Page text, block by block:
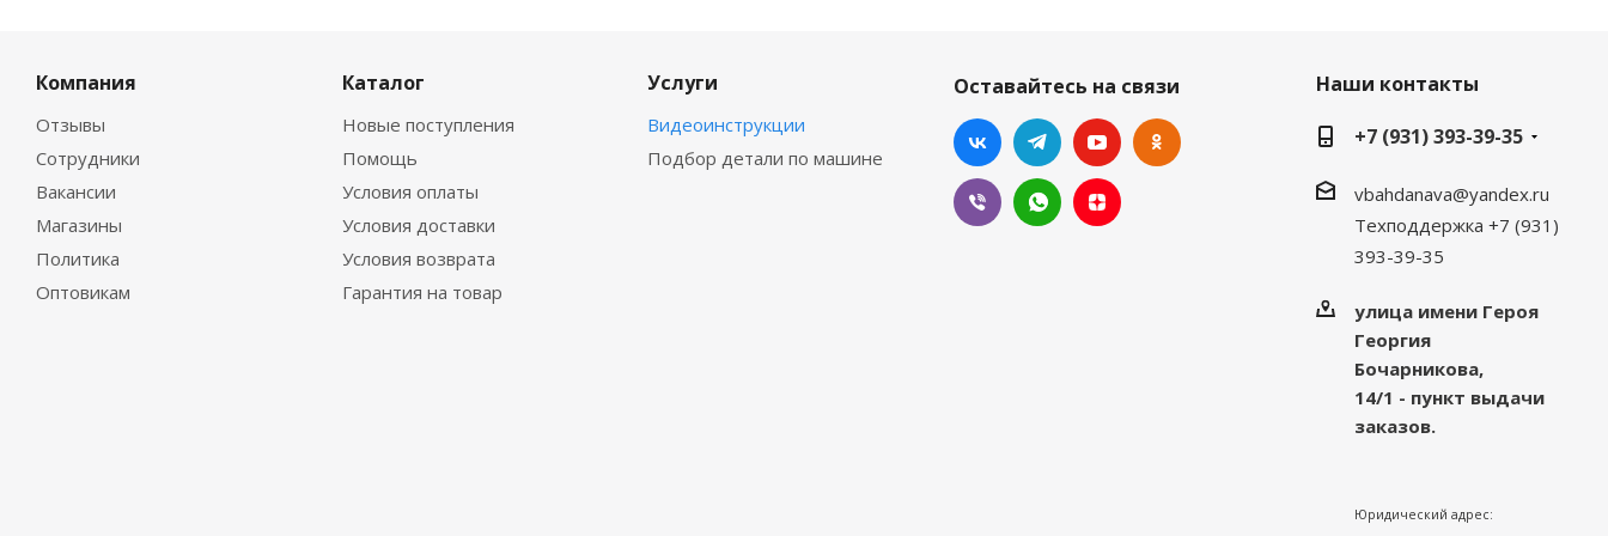
Компания
Отзывы
Сотрудники
Вакансии
Магазины
Политика
Оптовикам
Каталог
Новые поступления
Помощь
Условия оплаты
Условия доставки
Условия возврата
Гарантия на товар
Услуги
Видеоинструкции
Подбор детали по машине
Оставайтесь на связи
Наши контакты
+7 (931) 393-39-35
vbahdanava@yandex.ru
Техподдержка +7 (931)
393-39-35
улица имени Героя
Георгия
Бочарникова,
14/1 - пункт выдачи
заказов.
Юридический адрес: